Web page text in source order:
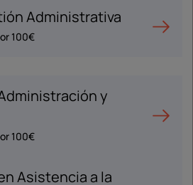
Administrativa
100€
y
100€
Asistencia a la